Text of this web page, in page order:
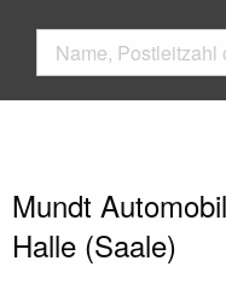
Mundt
Halle (Saale)